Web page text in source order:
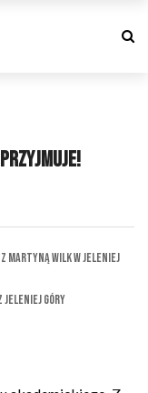
Martyną Wilk w Jeleniej
Jeleniej Góry